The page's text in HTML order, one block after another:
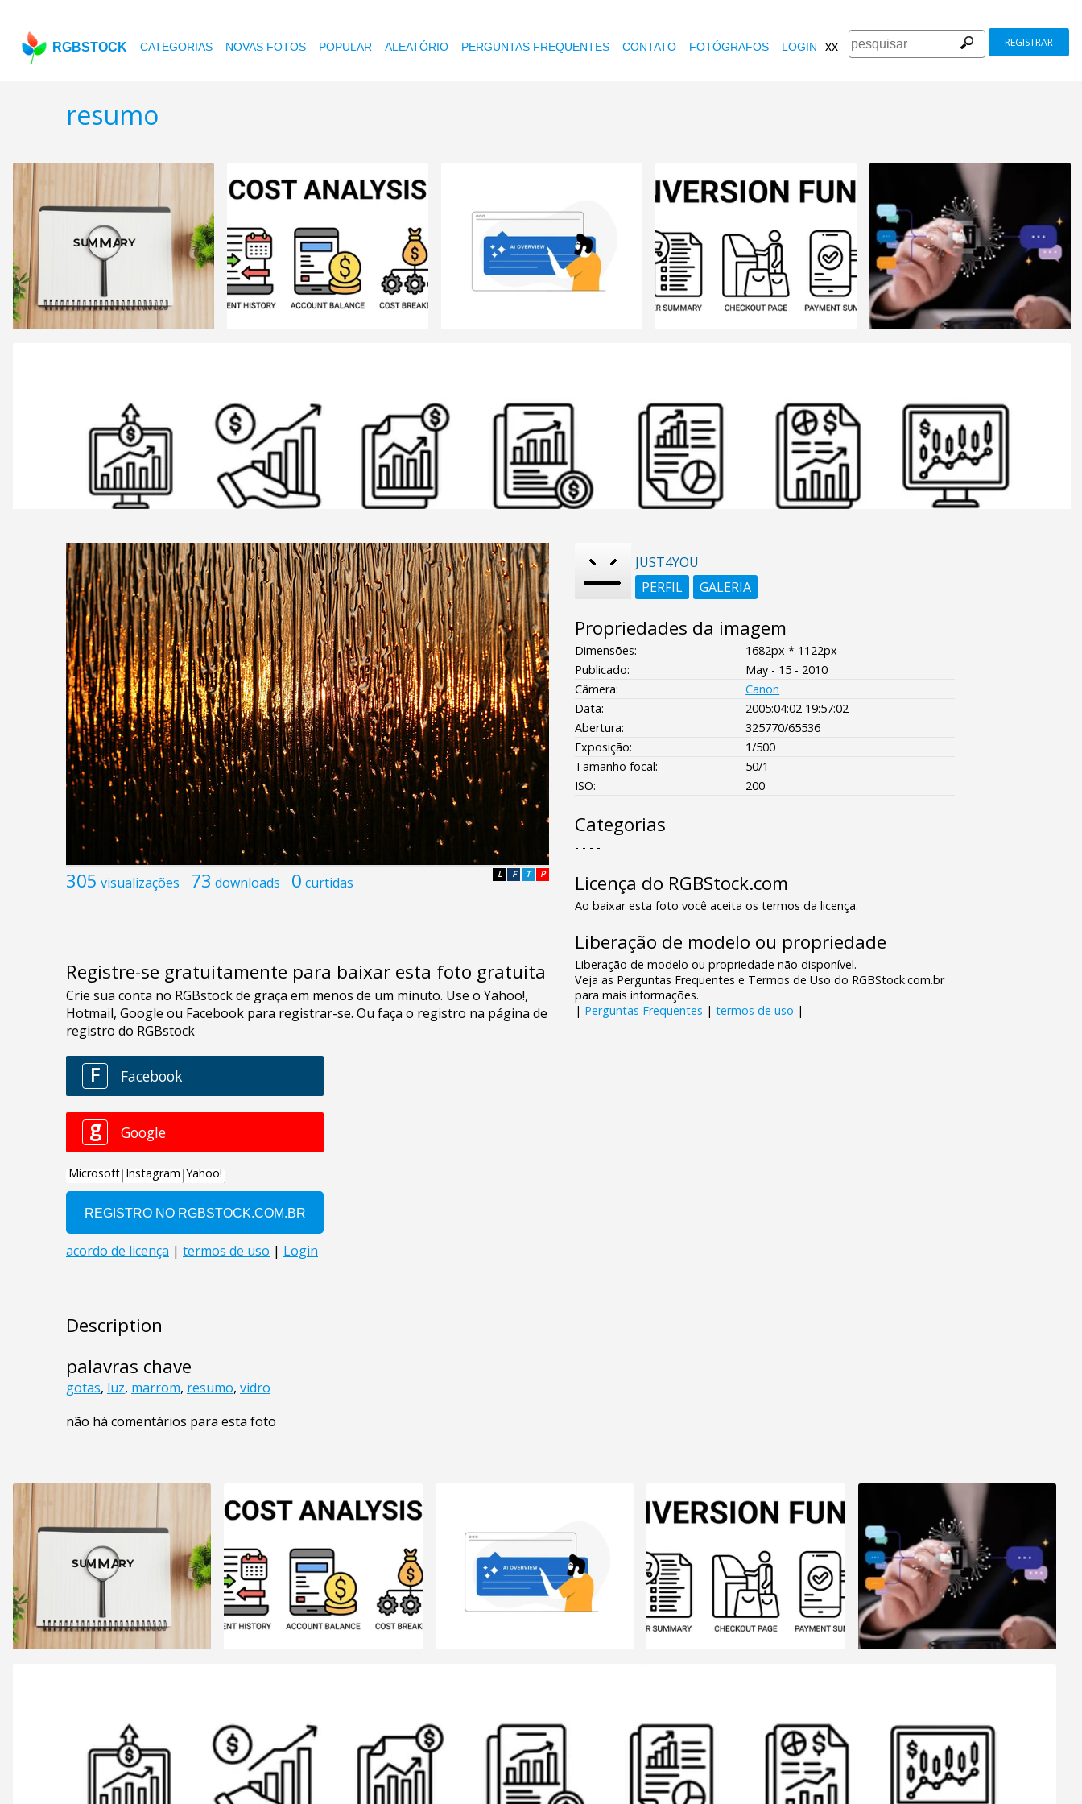
RGBSTOCK CATEGORIAS NOVAS FOTOS POPULAR ALEATÓRIO PERGUNTAS FREQUENTES CONTATO FOTÓGRAFOS LOGIN xx REGISTRAR
resumo
305 visualizações 73 downloads 0 curtidas P
T
F
L
Registre-se gratuitamente para baixar esta foto gratuita
Description
palavras chave
gotas, luz, marrom, resumo, vidro
não há comentários para esta foto
JUST4YOU
PERFIL
GALERIA
Propriedades da imagem
Dimensões:
1682px * 1122px
Publicado:
May - 15 - 2010
Câmera:
Canon
Data:
2005:04:02 19:57:02
Abertura:
325770/65536
Exposição:
1/500
Tamanho focal:
50/1
ISO:
200
Categorias
- - - -
Licença do RGBStock.com
Ao baixar esta foto você aceita os termos da licença.
Liberação de modelo ou propriedade
Liberação de modelo ou propriedade não disponível.
Veja as Perguntas Frequentes e Termos de Uso do RGBStock.com.br
para mais informações.
| Perguntas Frequentes | termos de uso |